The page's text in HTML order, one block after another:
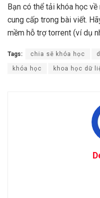
Bạn có thể tải khóa học
cung cấp trong bài viết.
mềm hỗ trợ torrent (ví dụ
Tags: chia sẽ khóa học
khóa học khoa học dữ